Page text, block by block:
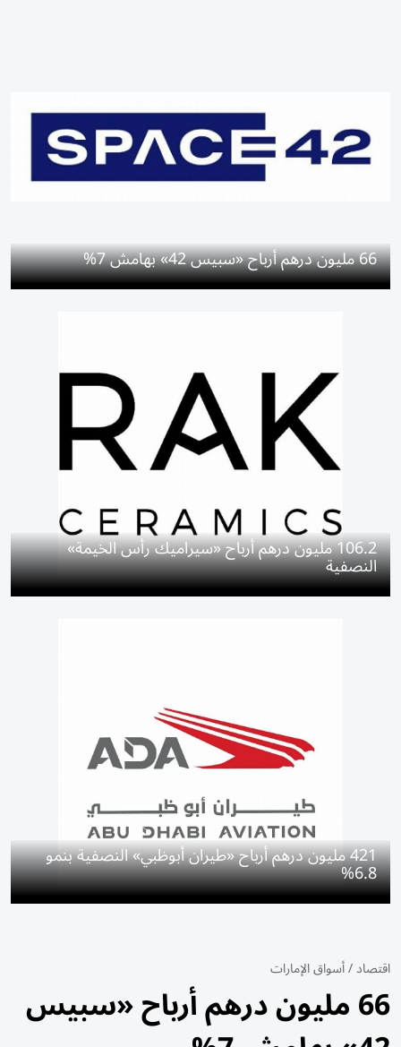
66 مليون درهم أرباح «سبيس 42» بهامش 7%
106.2 مليون درهم أرباح «سيراميك رأس الخيمة»
النصفية
421 مليون درهم أرباح «طيران أبوظبي» النصفية بنمو
6.8%
اقتصاد/أسواق الإمارات
66 مليون درهم أرباح «سبيس